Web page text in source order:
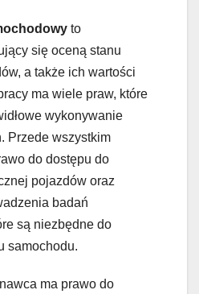
to
się oceną stanu
a także ich wartości
ma wiele praw, które
wykonywanie
Przede wszystkim
do dostępu do
pojazdów oraz
badań
są niezbędne do
samochodu.
ma prawo do